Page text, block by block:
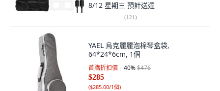
8/12 星期三 預計送達
(121)
YAEL 烏克麗麗泡棉琴盒袋,
64*24*6cm, 1個
首購折扣價 40%$476
$285
($285.00/1個)